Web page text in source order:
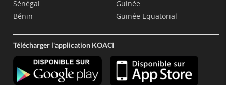
Sénégal
Bénin
Guinée
Guinée Equatorial
Télécharger l'application KOACI